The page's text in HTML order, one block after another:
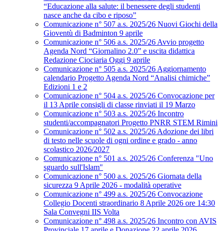
“Educazione alla salute: il benessere degli studenti
nasce anche da cibo e riposo”
Comunicazione n° 507 a.s. 2025/26 Nuovi Giochi della
Gioventù di Badminton 9 aprile
Comunicazione n° 506 a.s. 2025/26 Avvio progetto
Agenda Nord “Giornalino 2.0” e uscita didattica
Redazione Ciociaria Oggi 9 aprile
Comunicazione n° 505 a.s. 2025/26 Aggiornamento
calendario Progetto Agenda Nord “Analisi chimiche”
Edizioni 1 e 2
Comunicazione n° 504 a.s. 2025/26 Convocazione per
il 13 Aprile consigli di classe rinviati il 19 Marzo
Comunicazione n° 503 a.s. 2025/26 Incontro
studenti/accompagnatori Progetto PNRR STEM Rimini
Comunicazione n° 502 a.s. 2025/26 Adozione dei libri
di testo nelle scuole di ogni ordine e grado - anno
scolastico 2026/2027
Comunicazione n° 501 a.s. 2025/26 Conferenza "Uno
sguardo sull'Islam"
Comunicazione n° 500 a.s. 2025/26 Giornata della
sicurezza 9 Aprile 2026 - modalità operative
Comunicazione n° 499 a.s. 2025/26 Convocazione
Collegio Docenti straordinario 8 Aprile 2026 ore 14:30
Sala Convegni IIS Volta
Comunicazione n° 498 a.s. 2025/26 Incontro con AVIS